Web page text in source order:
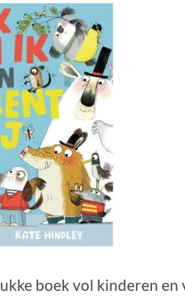
boek vol kinderen